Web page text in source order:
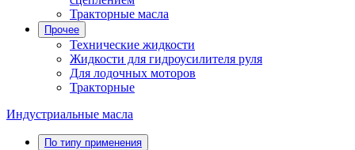
Тракторные масла
Прочее
Технические жидкости
Жидкости для гидроусилителя руля
Для лодочных моторов
Тракторные
Индустриальные масла
По типу применения